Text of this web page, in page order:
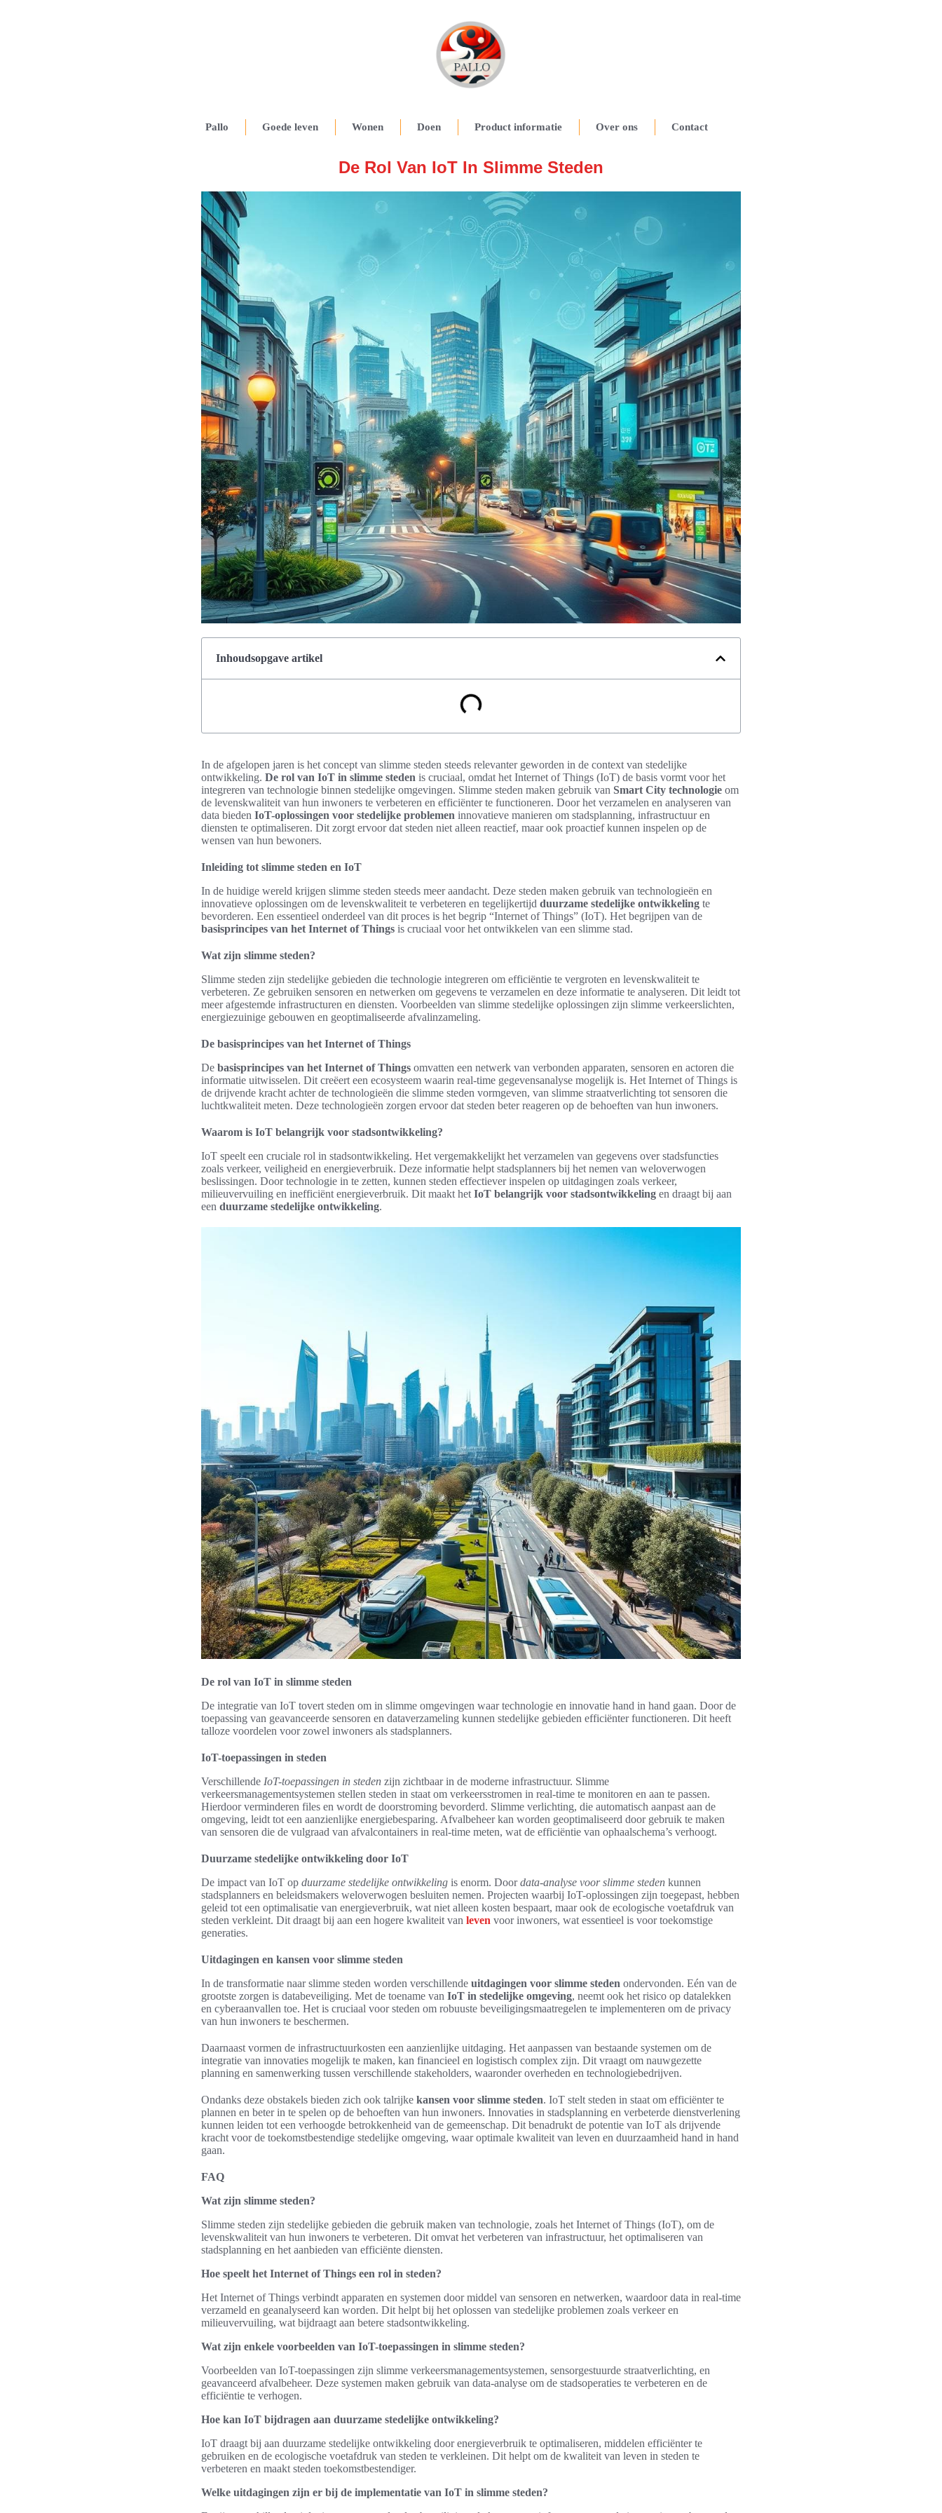
Pallo Goede leven Wonen Doen Product informatie Over ons Contact
De Rol Van IoT In Slimme Steden
Inhoudsopgave artikel
In de afgelopen jaren is het concept van slimme steden steeds relevanter geworden in de context van stedelijke
ontwikkeling. De rol van IoT in slimme steden is cruciaal, omdat het Internet of Things (IoT) de basis vormt voor het
integreren van technologie binnen stedelijke omgevingen. Slimme steden maken gebruik van Smart City technologie om
de levenskwaliteit van hun inwoners te verbeteren en efficiënter te functioneren. Door het verzamelen en analyseren van
data bieden IoT-oplossingen voor stedelijke problemen innovatieve manieren om stadsplanning, infrastructuur en
diensten te optimaliseren. Dit zorgt ervoor dat steden niet alleen reactief, maar ook proactief kunnen inspelen op de
wensen van hun bewoners.
Inleiding tot slimme steden en IoT
In de huidige wereld krijgen slimme steden steeds meer aandacht. Deze steden maken gebruik van technologieën en
innovatieve oplossingen om de levenskwaliteit te verbeteren en tegelijkertijd duurzame stedelijke ontwikkeling te
bevorderen. Een essentieel onderdeel van dit proces is het begrip “Internet of Things” (IoT). Het begrijpen van de
basisprincipes van het Internet of Things is cruciaal voor het ontwikkelen van een slimme stad.
Wat zijn slimme steden?
Slimme steden zijn stedelijke gebieden die technologie integreren om efficiëntie te vergroten en levenskwaliteit te
verbeteren. Ze gebruiken sensoren en netwerken om gegevens te verzamelen en deze informatie te analyseren. Dit leidt tot
meer afgestemde infrastructuren en diensten. Voorbeelden van slimme stedelijke oplossingen zijn slimme verkeerslichten,
energiezuinige gebouwen en geoptimaliseerde afvalinzameling.
De basisprincipes van het Internet of Things
De basisprincipes van het Internet of Things omvatten een netwerk van verbonden apparaten, sensoren en actoren die
informatie uitwisselen. Dit creëert een ecosysteem waarin real-time gegevensanalyse mogelijk is. Het Internet of Things is
de drijvende kracht achter de technologieën die slimme steden vormgeven, van slimme straatverlichting tot sensoren die
luchtkwaliteit meten. Deze technologieën zorgen ervoor dat steden beter reageren op de behoeften van hun inwoners.
Waarom is IoT belangrijk voor stadsontwikkeling?
IoT speelt een cruciale rol in stadsontwikkeling. Het vergemakkelijkt het verzamelen van gegevens over stadsfuncties
zoals verkeer, veiligheid en energieverbruik. Deze informatie helpt stadsplanners bij het nemen van weloverwogen
beslissingen. Door technologie in te zetten, kunnen steden effectiever inspelen op uitdagingen zoals verkeer,
milieuvervuiling en inefficiënt energieverbruik. Dit maakt het IoT belangrijk voor stadsontwikkeling en draagt bij aan
een duurzame stedelijke ontwikkeling.
De rol van IoT in slimme steden
De integratie van IoT tovert steden om in slimme omgevingen waar technologie en innovatie hand in hand gaan. Door de
toepassing van geavanceerde sensoren en dataverzameling kunnen stedelijke gebieden efficiënter functioneren. Dit heeft
talloze voordelen voor zowel inwoners als stadsplanners.
IoT-toepassingen in steden
Verschillende IoT-toepassingen in steden zijn zichtbaar in de moderne infrastructuur. Slimme
verkeersmanagementsystemen stellen steden in staat om verkeersstromen in real-time te monitoren en aan te passen.
Hierdoor verminderen files en wordt de doorstroming bevorderd. Slimme verlichting, die automatisch aanpast aan de
omgeving, leidt tot een aanzienlijke energiebesparing. Afvalbeheer kan worden geoptimaliseerd door gebruik te maken
van sensoren die de vulgraad van afvalcontainers in real-time meten, wat de efficiëntie van ophaalschema’s verhoogt.
Duurzame stedelijke ontwikkeling door IoT
De impact van IoT op duurzame stedelijke ontwikkeling is enorm. Doordata-analyse voor slimme steden kunnen
stadsplanners en beleidsmakers weloverwogen besluiten nemen. Projecten waarbij IoT-oplossingen zijn toegepast, hebben
geleid tot een optimalisatie van energieverbruik, wat niet alleen kosten bespaart, maar ook de ecologische voetafdruk van
steden verkleint. Dit draagt bij aan een hogere kwaliteit van leven voor inwoners, wat essentieel is voor toekomstige
generaties.
Uitdagingen en kansen voor slimme steden
In de transformatie naar slimme steden worden verschillende uitdagingen voor slimme steden ondervonden. Eén van de
grootste zorgen is databeveiliging. Met de toename van IoT in stedelijke omgeving, neemt ook het risico op datalekken
en cyberaanvallen toe. Het is cruciaal voor steden om robuuste beveiligingsmaatregelen te implementeren om de privacy
van hun inwoners te beschermen.
Daarnaast vormen de infrastructuurkosten een aanzienlijke uitdaging. Het aanpassen van bestaande systemen om de
integratie van innovaties mogelijk te maken, kan financieel en logistisch complex zijn. Dit vraagt om nauwgezette
planning en samenwerking tussen verschillende stakeholders, waaronder overheden en technologiebedrijven.
Ondanks deze obstakels bieden zich ook talrijke kansen voor slimme steden. IoT stelt steden in staat om efficiënter te
plannen en beter in te spelen op de behoeften van hun inwoners. Innovaties in stadsplanning en verbeterde dienstverlening
kunnen leiden tot een verhoogde betrokkenheid van de gemeenschap. Dit benadrukt de potentie van IoT als drijvende
kracht voor de toekomstbestendige stedelijke omgeving, waar optimale kwaliteit van leven en duurzaamheid hand in hand
gaan.
FAQ
Wat zijn slimme steden?
Slimme steden zijn stedelijke gebieden die gebruik maken van technologie, zoals het Internet of Things (IoT), om de
levenskwaliteit van hun inwoners te verbeteren. Dit omvat het verbeteren van infrastructuur, het optimaliseren van
stadsplanning en het aanbieden van efficiënte diensten.
Hoe speelt het Internet of Things een rol in steden?
Het Internet of Things verbindt apparaten en systemen door middel van sensoren en netwerken, waardoor data in real-time
verzameld en geanalyseerd kan worden. Dit helpt bij het oplossen van stedelijke problemen zoals verkeer en
milieuvervuiling, wat bijdraagt aan betere stadsontwikkeling.
Wat zijn enkele voorbeelden van IoT-toepassingen in slimme steden?
Voorbeelden van IoT-toepassingen zijn slimme verkeersmanagementsystemen, sensorgestuurde straatverlichting, en
geavanceerd afvalbeheer. Deze systemen maken gebruik van data-analyse om de stadsoperaties te verbeteren en de
efficiëntie te verhogen.
Hoe kan IoT bijdragen aan duurzame stedelijke ontwikkeling?
IoT draagt bij aan duurzame stedelijke ontwikkeling door energieverbruik te optimaliseren, middelen efficiënter te
gebruiken en de ecologische voetafdruk van steden te verkleinen. Dit helpt om de kwaliteit van leven in steden te
verbeteren en maakt steden toekomstbestendiger.
Welke uitdagingen zijn er bij de implementatie van IoT in slimme steden?